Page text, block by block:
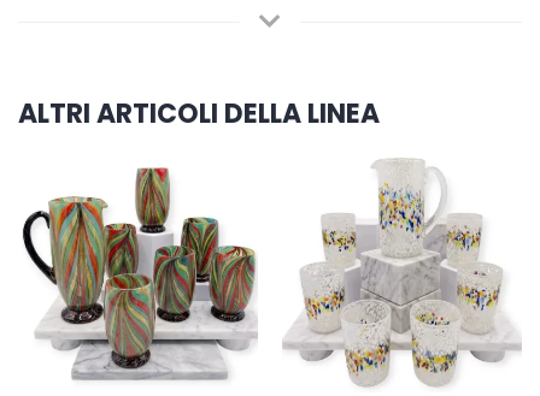
ALTRI ARTICOLI DELLA LINEA